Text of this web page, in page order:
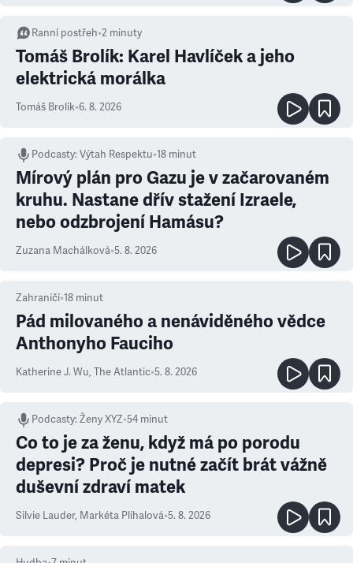
Ranní postřeh•2 minuty
Tomáš Brolík: Karel Havlíček a jeho
elektrická morálka
Tomáš Brolík•6. 8. 2026
Podcasty:Výtah Respektu•18 minut
Mírový plán pro Gazu je v začarovaném
kruhu. Nastane dřív stažení Izraele,
nebo odzbrojení Hamásu?
Zuzana Machálková•5. 8. 2026
Zahraničí•18 minut
Pád milovaného a nenáviděného vědce
Anthonyho Fauciho
Katherine J. Wu, The Atlantic•5. 8. 2026
Podcasty:Ženy XYZ•54 minut
Co to je za ženu, když má po porodu
depresi? Proč je nutné začít brát vážně
duševní zdraví matek
Silvie Lauder, Markéta Plíhalová•5. 8. 2026